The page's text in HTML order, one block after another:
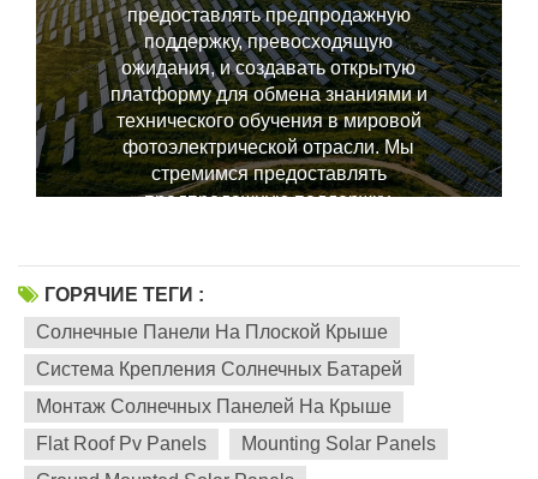
предоставлять предпродажную
поддержку, превосходящую
ожидания, и создавать открытую
платформу для обмена знаниями и
технического обучения в мировой
фотоэлектрической отрасли. Мы
стремимся предоставлять
предпродажную поддержку,
обучения в мировой
фотоэлектрической отрасли.
-------------------------------
ГОРЯЧИЕ ТЕГИ :
Солнечные Панели На Плоской Крыше
Система Крепления Солнечных Батарей
Монтаж Солнечных Панелей На Крыше
Flat Roof Pv Panels
Mounting Solar Panels